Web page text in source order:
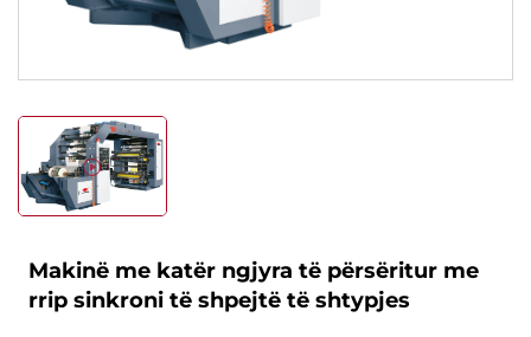
Makinë me katër ngjyra të përsëritur me
rrip sinkroni të shpejtë të shtypjes